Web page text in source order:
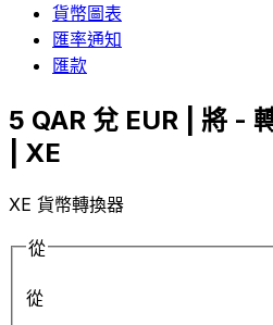
貨幣圖表
匯率通知
匯款
5 QAR 兌 EUR | 將 -
| XE
XE 貨幣轉換器
從
從